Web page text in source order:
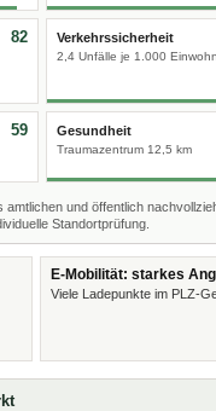
82 Verkehrssicherheit
2,4 Unfälle je 1.000
59 Gesundheit
Traumazentrum 12,5 km
und öffentlich
Standortprüfung.
E-Mobilität: starkes
Viele Ladepunkte im PLZ-